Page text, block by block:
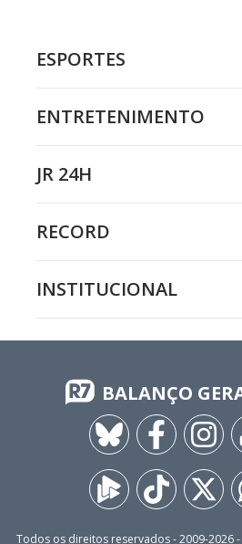
ESPORTES
ENTRETENIMENTO
JR 24H
RECORD
INSTITUCIONAL
BALANÇO
Todos os direitos reservados - 2009-2026-